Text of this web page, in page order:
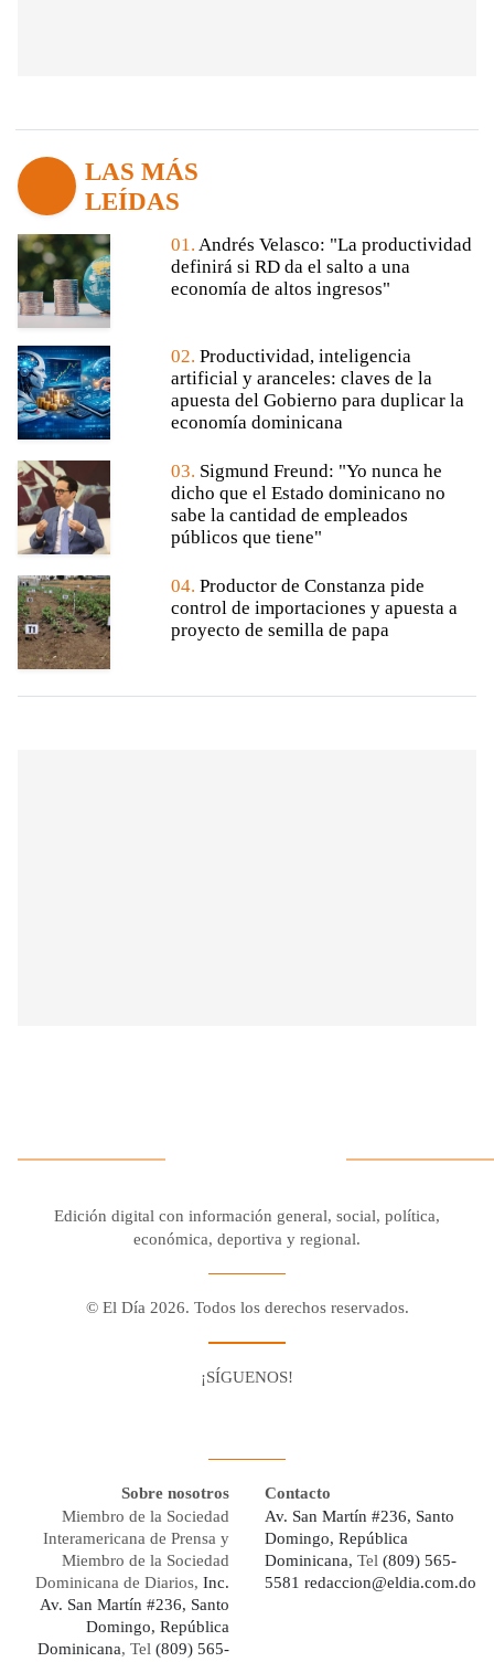
LAS MÁS
LEÍDAS
01. Andrés Velasco: "La productividad
definirá si RD da el salto a una
economía de altos ingresos"
02. Productividad, inteligencia
artificial y aranceles: claves de la
apuesta del Gobierno para duplicar la
economía dominicana
03. Sigmund Freund: "Yo nunca he
dicho que el Estado dominicano no
sabe la cantidad de empleados
públicos que tiene"
04. Productor de Constanza pide
control de importaciones y apuesta a
proyecto de semilla de papa
Edición digital con información general, social, política,
económica, deportiva y regional.
© El Día 2026. Todos los derechos reservados.
¡SÍGUENOS!
Sobre nosotros
Miembro de la Sociedad
Interamericana de Prensa y
Miembro de la Sociedad
Dominicana de Diarios, Inc.
Av. San Martín #236, Santo
Domingo, República
Dominicana, Tel (809) 565-
Contacto
Av. San Martín #236, Santo
Domingo, República
Dominicana, Tel (809) 565-
5581 redaccion@eldia.com.do